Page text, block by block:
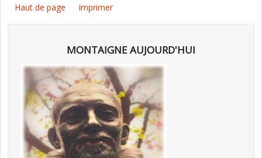
Haut de page Imprimer
MONTAIGNE AUJOURD'HUI